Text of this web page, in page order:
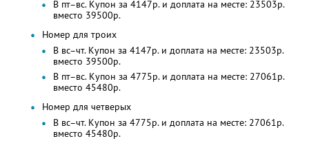
В пт–вс. Купон за 4147р. и доплата на месте: 23503р.
вместо 39500р.
Номер для троих
В вс–чт. Купон за 4147р. и доплата на месте: 23503р.
вместо 39500р.
В пт–вс. Купон за 4775р. и доплата на месте: 27061р.
вместо 45480р.
Номер для четверых
В вс–чт. Купон за 4775р. и доплата на месте: 27061р.
вместо 45480р.